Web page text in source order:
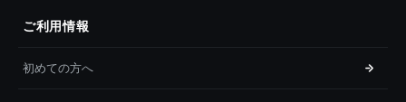
ご利用情報
初めての方へ